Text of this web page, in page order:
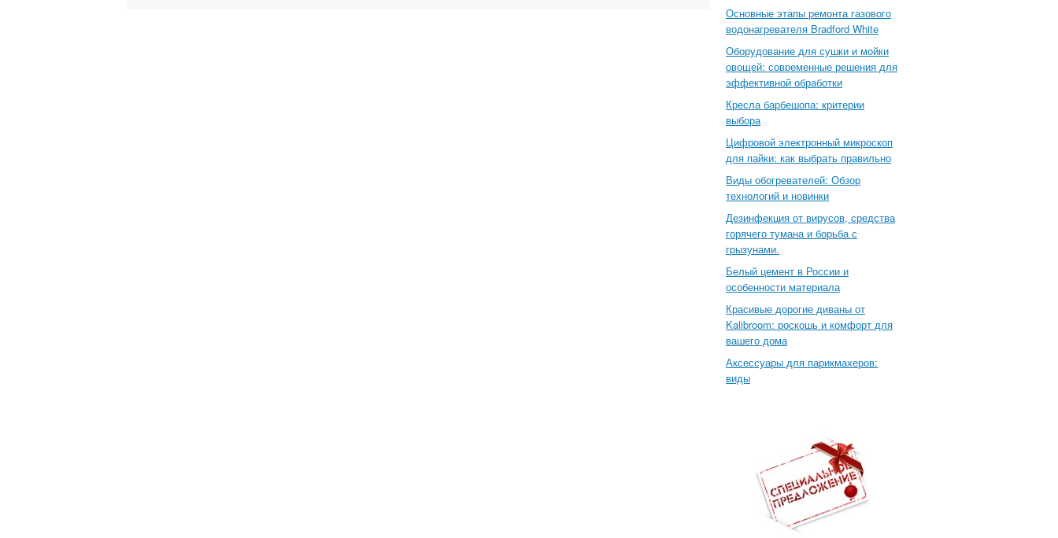
Основные этапы ремонта газового
водонагревателя Bradford White
Оборудование для сушки и мойки
овощей: современные решения для
эффективной обработки
Кресла барбешопа: критерии
выбора
Цифровой электронный микроскоп
для пайки: как выбрать правильно
Виды обогревателей: Обзор
технологий и новинки
Дезинфекция от вирусов, средства
горячего тумана и борьба с
грызунами.
Белый цемент в России и
особенности материала
Красивые дорогие диваны от
Kalibroom: роскошь и комфорт для
вашего дома
Аксессуары для парикмахеров:
виды